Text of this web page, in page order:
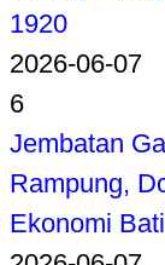
1920
2026-06-07
6
Jembatan
Rampung,
Ekonomi